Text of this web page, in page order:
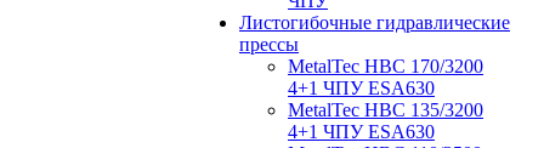
Листогибочные гидравлические
прессы
MetalTec HBС 170/3200
4+1 ЧПУ ESA630
MetalTec HBС 135/3200
4+1 ЧПУ ESA630